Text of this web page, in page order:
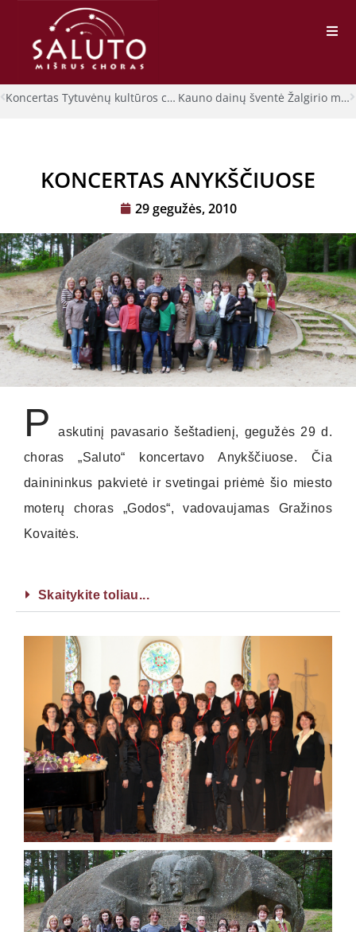
Koncertas Tytuvėnų kultūros centre Kauno dainų šventė Žalgirio mūšio 600-mečiui
KONCERTAS ANYKŠČIUOSE
29 gegužės, 2010
P
askutinį pavasario šeštadienį, gegužės 29 d.
choras „Saluto“ koncertavo Anykščiuose. Čia
dainininkus pakvietė ir svetingai priėmė šio miesto
moterų choras „Godos“, vadovaujamas Gražinos
Kovaitės.
Skaitykite toliau...